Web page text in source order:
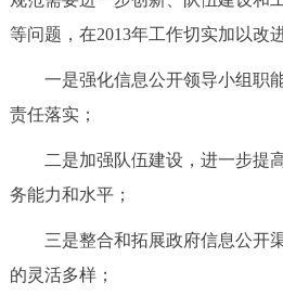
等问题，在2013年工作切实加以改进
一是强化信息公开领导小组职能
责任落实；
二是加强队伍建设，进一步提
务能力和水平；
三是整合和拓展政府信息公开
的灵活多样；